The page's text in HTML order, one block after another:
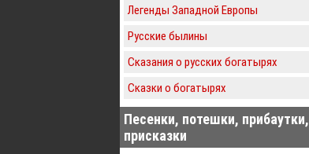
Легенды Западной Европы
Русские былины
Сказания о русских богатырях
Сказки о богатырях
Песенки, потешки, прибаутки,
присказки